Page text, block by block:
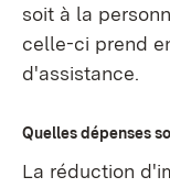
soit à la
celle-ci prend
d'assistance.
Quelles dépenses
La réduction